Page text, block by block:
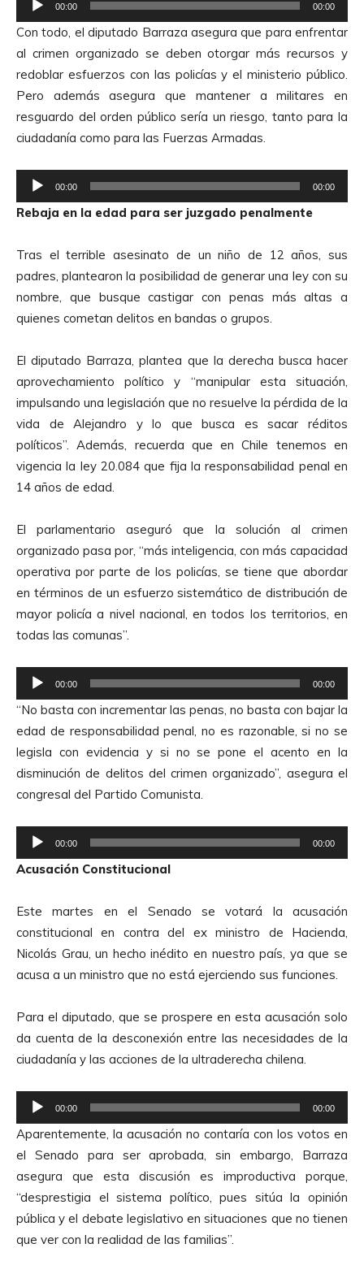
e
p
r
o
d
u
c
t
r
e
A
u
d
o
00:00 00:00
Con todo, el diputado Barraza asegura que para enfrentar
al crimen organizado se deben otorgar más recursos y
redoblar esfuerzos con las policías y el ministerio público.
Pero además asegura que mantener a militares en
resguardo del orden público sería un riesgo, tanto para la
ciudadanía como para las Fuerzas Armadas.
e
p
o
d
u
c
o
r
d
e
A
u
d
o
00:00 00:00
Rebaja en la edad para ser juzgado penalmente
Tras el terrible asesinato de un niño de 12 años, sus
padres, plantearon la posibilidad de generar una ley con su
nombre, que busque castigar con penas más altas a
quienes cometan delitos en bandas o grupos.
El diputado Barraza, plantea que la derecha busca hacer
aprovechamiento político y “manipular esta situación,
impulsando una legislación que no resuelve la pérdida de la
vida de Alejandro y lo que busca es sacar réditos
políticos”. Además, recuerda que en Chile tenemos en
vigencia la ley 20.084 que fija la responsabilidad penal en
14 años de edad.
El parlamentario aseguró que la solución al crimen
organizado pasa por, “más inteligencia, con más capacidad
operativa por parte de los policías, se tiene que abordar
en términos de un esfuerzo sistemático de distribución de
mayor policía a nivel nacional, en todos los territorios, en
todas las comunas”.
e
p
r
o
d
u
c
o
d
e
A
u
i
o
00:00 00:00
“No basta con incrementar las penas, no basta con bajar la
edad de responsabilidad penal, no es razonable, si no se
legisla con evidencia y si no se pone el acento en la
disminución de delitos del crimen organizado”, asegura el
congresal del Partido Comunista.
e
p
o
d
u
c
o
r
d
e
u
d
i
o
00:00 00:00
Acusación Constitucional
Este martes en el Senado se votará la acusación
constitucional en contra del ex ministro de Hacienda,
Nicolás Grau, un hecho inédito en nuestro país, ya que se
acusa a un ministro que no está ejerciendo sus funciones.
Para el diputado, que se prospere en esta acusación solo
da cuenta de la desconexión entre las necesidades de la
ciudadanía y las acciones de la ultraderecha chilena.
e
p
r
o
d
u
c
00:00 00:00
Aparentemente, la acusación no contaría con los votos en
el Senado para ser aprobada, sin embargo, Barraza
asegura que esta discusión es improductiva porque,
“desprestigia el sistema político, pues sitúa la opinión
pública y el debate legislativo en situaciones que no tienen
que ver con la realidad de las familias”.